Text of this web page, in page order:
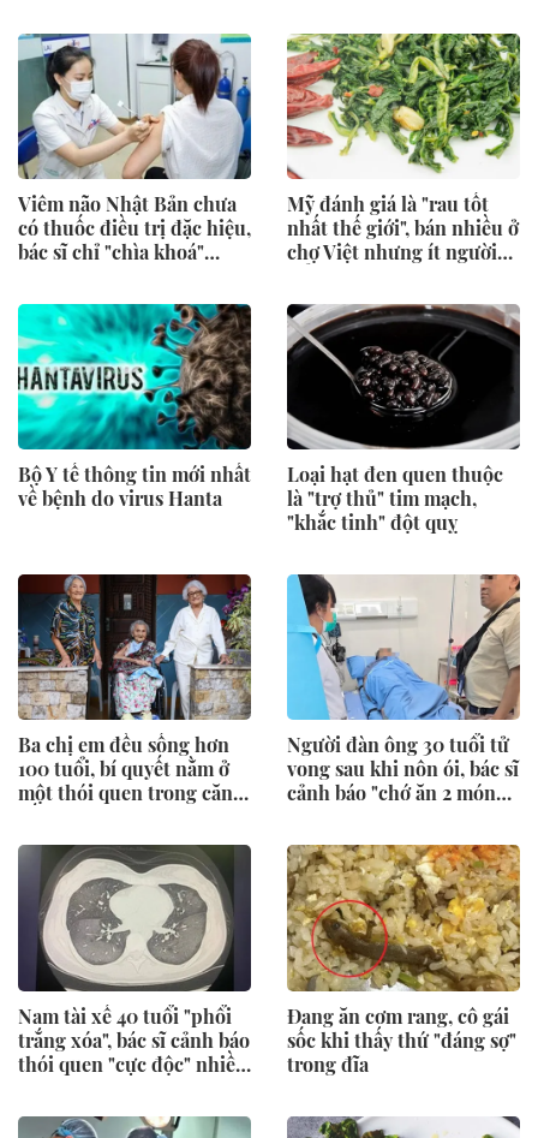
Viêm não Nhật Bản chưa
có thuốc điều trị đặc hiệu,
bác sĩ chỉ "chìa khoá"
Mỹ đánh giá là "rau tốt
nhất thế giới", bán nhiều ở
chợ Việt nhưng ít người
Bộ Y tế thông tin mới nhất
về bệnh do virus Hanta
Loại hạt đen quen thuộc
là "trợ thủ" tim mạch,
"khắc tinh" đột quỵ
Ba chị em đều sống hơn
100 tuổi, bí quyết nằm ở
một thói quen trong căn
Người đàn ông 30 tuổi tử
vong sau khi nôn ói, bác sĩ
cảnh báo "chớ ăn 2 món
Nam tài xế 40 tuổi "phổi
trắng xóa", bác sĩ cảnh báo
thói quen "cực độc" nhiều
Đang ăn cơm rang, cô gái
sốc khi thấy thứ "đáng sợ"
trong đĩa